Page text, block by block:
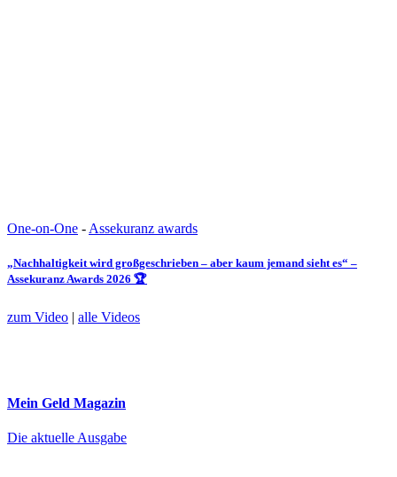
One-on-One - Assekuranz awards
„Nachhaltigkeit wird großgeschrieben – aber kaum jemand sieht es“ –
Assekuranz Awards 2026 🏆
zum Video | alle Videos
Mein Geld Magazin
Die aktuelle Ausgabe